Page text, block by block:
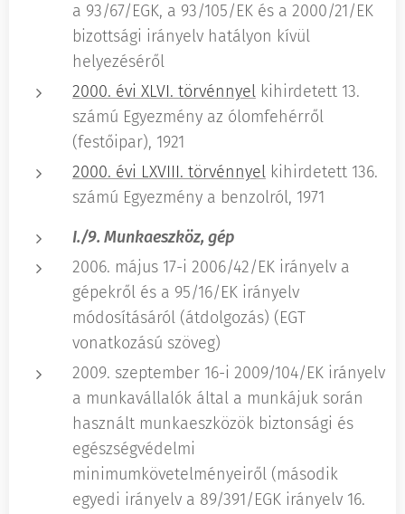
a 93/67/EGK, a 93/105/EK és a 2000/21/EK
bizottsági irányelv hatályon kívül
helyezéséről
2000. évi XLVI. törvénnyel kihirdetett 13.
számú Egyezmény az ólomfehérről
(festőipar), 1921
2000. évi LXVIII. törvénnyel kihirdetett 136.
számú Egyezmény a benzolról, 1971
I./9. Munkaeszköz, gép
2006. május 17-i 2006/42/EK irányelv a
gépekről és a 95/16/EK irányelv
módosításáról (átdolgozás) (EGT
vonatkozású szöveg)
2009. szeptember 16-i 2009/104/EK irányelv
a munkavállalók által a munkájuk során
használt munkaeszközök biztonsági és
egészségvédelmi
minimumkövetelményeiről (második
egyedi irányelv a 89/391/EGK irányelv 16.